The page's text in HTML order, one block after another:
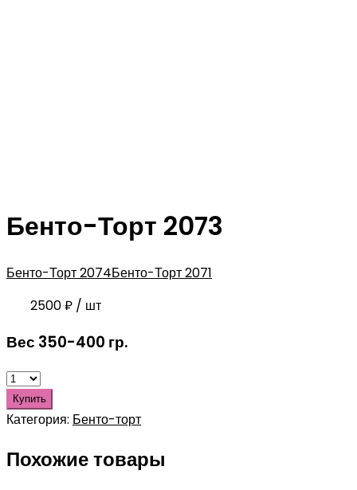
Бенто-Торт 2073
Бенто-Торт 2074Бенто-Торт 2071
2500₽ / шт
Вес 350-400 гр.
Купить
Категория: Бенто-торт
Похожие товары